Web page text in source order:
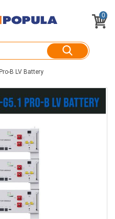
0
B LV Battery